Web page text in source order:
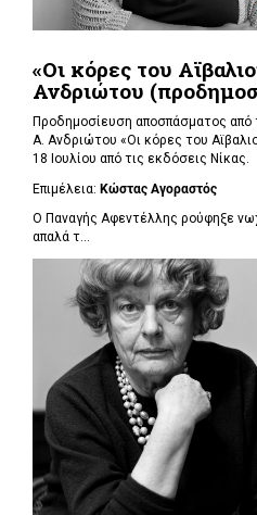
«Οι κόρες του
Ανδριώτου
Προδημοσίευση αποσπάσματος από
Α. Ανδριώτου «Οι κόρες του
18 Ιουλίου από τις εκδόσεις Νίκας.
Επιμέλεια: Κώστας Αγοραστός
Ο Παναγής Αφεντέλλης ρούφηξε
απαλά τ...